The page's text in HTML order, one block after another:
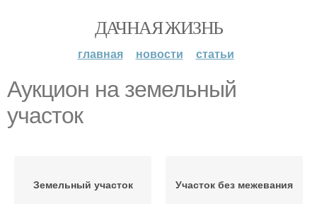
ДАЧНАЯ ЖИЗНЬ
главная новости статьи
Аукцион на земельный
участок
Земельный участок Участок без межевания